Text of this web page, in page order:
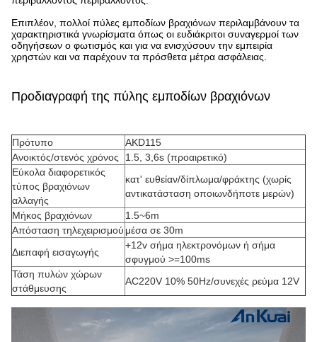
Επιπλέον, πολλοί πύλες εμποδίων βραχιόνων περιλαμβάνουν τα
χαρακτηριστικά γνωρίσματα όπως οι ευδιάκριτοι συναγερμοί των
οδηγήσεων ο φωτισμός και για να ενισχύσουν την εμπειρία
χρηστών και να παρέχουν τα πρόσθετα μέτρα ασφάλειας.
Προδιαγραφή της πύλης εμποδίων βραχιόνων
Πρότυπο
AKD115
Ανοικτός/στενός χρόνος
1.5, 3,6s (προαιρετικό)
Εύκολα διαφορετικός
τύπος βραχιόνων
αλλαγής
κατ' ευθείαν/δίπλωμα/φράκτης (χωρίς
αντικατάσταση οποιωνδήποτε μερών)
Μήκος βραχιόνων
1.5~6m
Απόσταση τηλεχειρισμού μέσα σε 30m
Διεπαφή εισαγωγής
+12v σήμα ηλεκτρονόμων ή σήμα
σφυγμού >=100ms
Τάση πυλών χώρων
στάθμευσης
AC220V 10% 50Hz/συνεχές ρεύμα 12V